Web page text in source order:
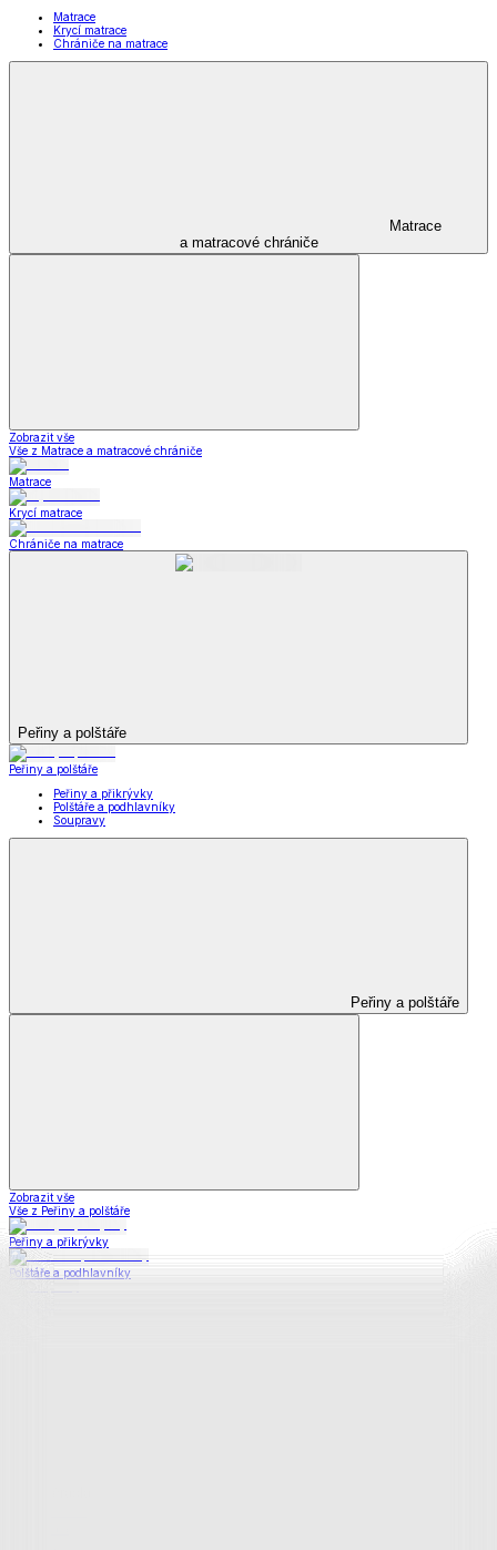
Matrace
Krycí matrace
Chrániče na matrace
Matrace
a matracové chrániče
Zobrazit vše
Vše z Matrace a matracové chrániče
Matrace
Krycí matrace
Chrániče na matrace
Peřiny a polštáře
Peřiny a polštáře
Peřiny a přikrývky
Polštáře a podhlavníky
Soupravy
Peřiny a polštáře
Zobrazit vše
Vše z Peřiny a polštáře
Peřiny a přikrývky
Polštáře a podhlavníky